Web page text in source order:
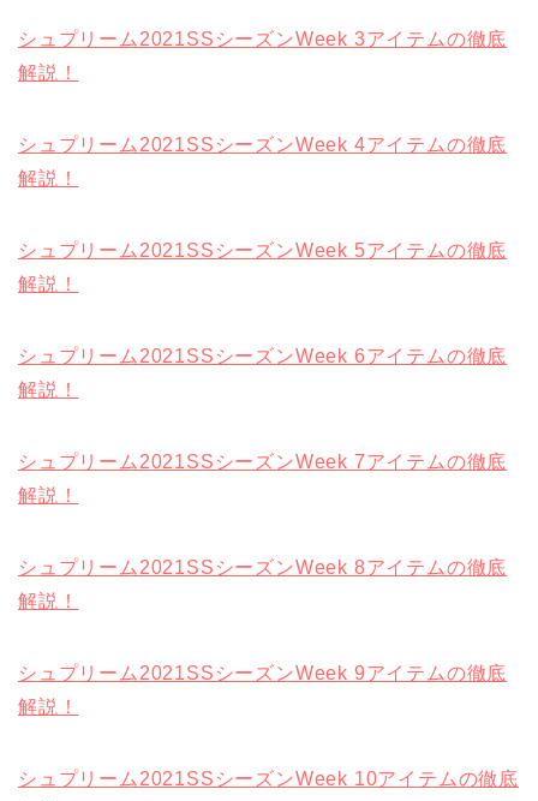
シュプリーム2021SSシーズンWeek 3アイテムの徹底
解説！
シュプリーム2021SSシーズンWeek 4アイテムの徹底
解説！
シュプリーム2021SSシーズンWeek 5アイテムの徹底
解説！
シュプリーム2021SSシーズンWeek 6アイテムの徹底
解説！
シュプリーム2021SSシーズンWeek 7アイテムの徹底
解説！
シュプリーム2021SSシーズンWeek 8アイテムの徹底
解説！
シュプリーム2021SSシーズンWeek 9アイテムの徹底
解説！
シュプリーム2021SSシーズンWeek 10アイテムの徹底